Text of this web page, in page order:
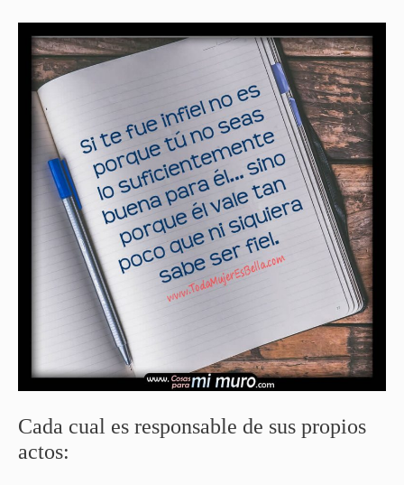
Cada cual es responsable de sus propios
actos: